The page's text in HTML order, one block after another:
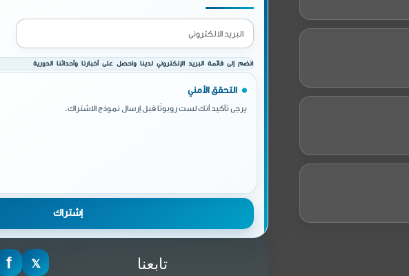
انضم إلى قائمة البريد الإلكتروني لدينا واحصل على أخبارنا وأحداثنا الدورية
التحقق الأمني
يرجى تأكيد أنك لست روبوتًا قبل إرسال نموذج الاشتراك.
تابعنا